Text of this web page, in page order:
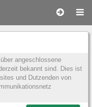
angeschlossene
bekannt sind. Dies ist
und Dutzenden von